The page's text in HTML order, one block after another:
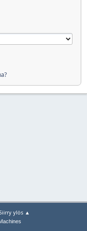
ylös ▲